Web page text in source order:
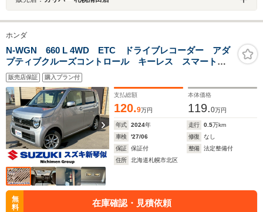
ホンダ
N-WGN 660 L 4WD ETC ドライブレコーダー アダ
プティブクルーズコントロール キーレス スマートキ
ー シートヒーター 禁煙車 アクセル踏み間違い防
止 レーンキープアシスト 横滑り防止機能 パワース
テアリング
販売店保証 購入プラン付
支払総額
120.9万円
本体価格
119.0万円
年式 2024年 走行 0.5万km
車検
'27/06 修復
なし
保証
保証付 整備
法定整備付
住所
北海道札幌市北区
無
料
在庫確認・見積依頼